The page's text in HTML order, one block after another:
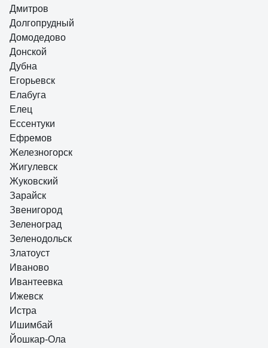
Дмитров
Долгопрудный
Домодедово
Донской
Дубна
Егорьевск
Елабуга
Елец
Ессентуки
Ефремов
Железногорск
Жигулевск
Жуковский
Зарайск
Звенигород
Зеленоград
Зеленодольск
Златоуст
Иваново
Ивантеевка
Ижевск
Истра
Ишимбай
Йошкар-Ола